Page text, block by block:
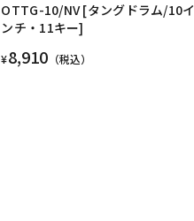
OTTG-10/NV [タングドラム/10イ
ンチ・11キー]
¥8,910 （税込）